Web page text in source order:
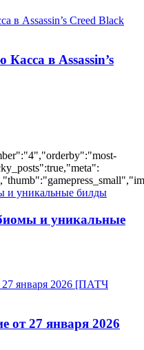
в Assassin’s
и уникальные
от 27 января 2026